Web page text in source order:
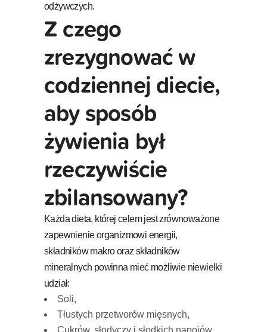
odżywczych.
Z czego
zrezygnować w
codziennej diecie,
aby sposób
żywienia był
rzeczywiście
zbilansowany?
Każda dieta, której celem jest zrównoważone
zapewnienie organizmowi energii,
składników makro oraz składników
mineralnych powinna mieć możliwie niewielki
udział:
Soli,
Tłustych przetworów mięsnych,
Cukrów, słodyczy i słodkich napojów,